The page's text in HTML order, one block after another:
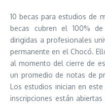
10 becas para estudios de
becas cubren el 100%
dirigidas a profesionales
permanente en el Chocó.
al momento del cierre de
un promedio de notas de
Los estudios inician en
inscripciones están